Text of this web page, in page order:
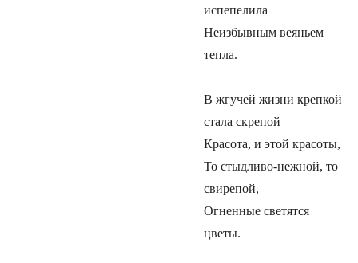
испепелила
Неизбывным веяньем
тепла.
В жгучей жизни крепкой
стала скрепой
Красота, и этой красоты,
То стыдливо-нежной, то
свирепой,
Огненные светятся
цветы.